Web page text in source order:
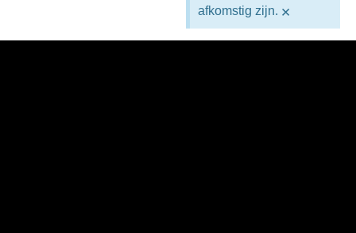
afkomstig zijn. ×